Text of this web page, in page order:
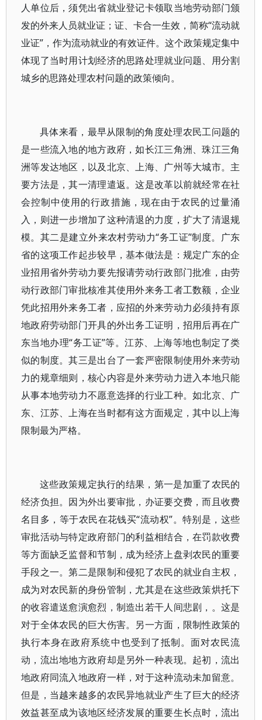
人单位后，须凭出省就业登记卡领取当地劳动部门颁
发的外来人员就业证；证、卡合一生效，简称“流动就
业证”，作为流动就业的有效证件。这个政策规定集中
体现了当时用计划经济的思路处理就业问题、用分割
城乡的思路处理农村问题的政策倾向。
具体来看，最早从限制的角度处理农民工问题的
是一些流入地的地方政府，如长江三角洲、珠江三角
洲等发达地区，以及北京、上海、广州等大城市。主
要方法是，其一清理遣返。这是改革以前就经常在社
会控制中使用的行政措施，现在由于农民的过量涌
入，则进一步增加了这种清退的力度，扩大了清退规
模。其二是建立外来农村劳动力“务工证”制度。广东
省的这项工作起步较早，基本做法是：规定广东的企
业招用省外劳动力要先报请劳动行政部门批准，由劳
动行政部门审批核准其使用外来务工者工数额，企业
凭此招用外来务工者，应招的外来劳动力必须持有原
地政府劳动部门开具的外出务工证明，招用后再在广
东当地办理“务工证”等。江苏、上海等地也制定了类
似的制度。其三是出台了一套严密限制使用外来劳动
力的规章细则，核心内容是外来劳动力进入本地只能
从事本地劳动力不愿意选择的行业工种。如北京、广
东、江苏、上海在当时都有这方面规定，其中以上海
限制最为严格。
这些政策规定执行的结果，第一是加重了农民的
经济负担。因为外出要审批，办证要交费，而且收费
名目多，等于农民在花钱买“流动权”。特别是，这些
审批活动与特定政府部门的利益相结合，在罚款收费
等方面缺乏监督和节制，成为经济上盘剥农民的重要
手段之一。第二是限制和侵犯了农民的就业自主权，
成为对农民新的身份管制，尤其是在这些政策烘托下
的收容遣送愈演愈烈，制造出若干人间悲剧，。这是
对于全体农民的巨大伤害。另一方面，限制性政策的
执行本身在政府系统中也受到了抵制。面对农民流
动，流出地地方政府却是另外一种表现。起初，流出
地政府同流入地政府一样，对于这种流动未加留意。
但是，当越来越多的农民异地就业产生了巨大的经济
效益甚至成为该地区经济发展的重要生长点时，流出